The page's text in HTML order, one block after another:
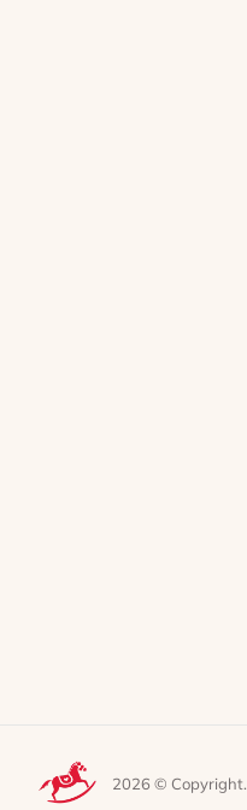
2026 © Copyright.